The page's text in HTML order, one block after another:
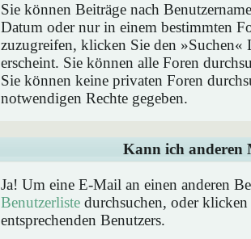
Sie können Beiträge nach
Datum oder nur in einem bestimmten
zuzugreifen, klicken Sie den »Suchen«
erscheint. Sie können alle Foren
Sie können keine privaten Foren
notwendigen Rechte gegeben.
Kann ich anderen
Ja! Um eine E-Mail an einen anderen
Benutzerliste durchsuchen, oder
entsprechenden Benutzers.